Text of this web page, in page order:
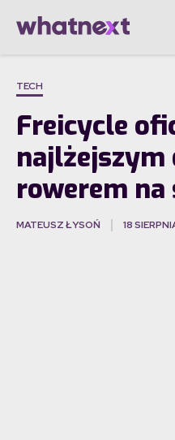
TECH
Freicycle
rowerem na
MATEUSZ ŁYSOŃ 18